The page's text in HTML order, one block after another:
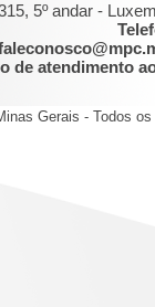
5º andar -
de atendimento
Gerais - Todos